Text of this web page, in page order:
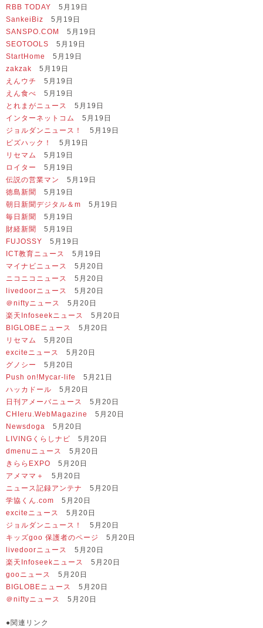
RBB TODAY 5月19日
SankeiBiz 5月19日
SANSPO.COM
5月19日
SEOTOOLS 5月19日
StartHome
5月19日
zakzak 5月19日
えんウチ
5月19日
えん食べ 5月19日
とれまがニュース
5月19日
インターネットコム
5月19日
ジョルダンニュース！
5月19日
ビズハック！
5月19日
リセマム
5月19日
ロイター
5月19日
伝説の営業マン
5月19日
徳島新聞
5月19日
朝日新聞デジタル＆m 5月19日
毎日新聞
5月19日
財経新聞
5月19日
FUJOSSY 5月19日
ICT教育ニュース
5月19日
マイナビニュース
5月20日
ニコニコニュース
5月20日
livedoorニュース
5月20日
＠niftyニュース
5月20日
楽天Infoseekニュース
5月20日
BIGLOBEニュース
5月20日
リセマム
5月20日
exciteニュース
5月20日
グノシー
5月20日
Push on!Mycar-life
5月21日
ハッカドール 5月20日
日刊アメーバニュース
5月20日
CHIeru.WebMagazine
5月20日
Newsdoga 5月20日
LIVINGくらしナビ 5月20日
dmenuニュース
5月20日
きららEXPO 5月20日
アメママ＋
5月20日
ニュース記録アンテナ
5月20日
学協くん.com 5月20日
exciteニュース
5月20日
ジョルダンニュース！
5月20日
キッズgoo 保護者のページ
5月20日
livedoorニュース
5月20日
楽天Infoseekニュース
5月20日
gooニュース
5月20日
BIGLOBEニュース
5月20日
＠niftyニュース
5月20日
●関連リンク